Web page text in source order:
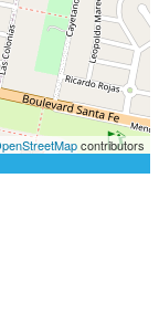
contributors